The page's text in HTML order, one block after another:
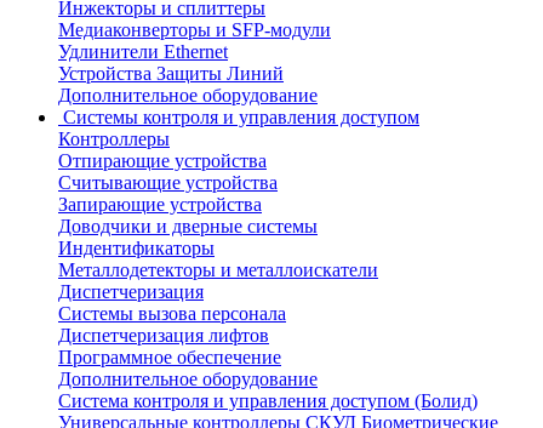
Инжекторы и сплиттеры
Медиаконверторы и SFP-модули
Удлинители Ethernet
Устройства Защиты Линий
Дополнительное оборудование
Системы контроля и управления доступом
Контроллеры
Отпирающие устройства
Считывающие устройства
Запирающие устройства
Доводчики и дверные системы
Индентификаторы
Металлодетекторы и металлоискатели
Диспетчеризация
Системы вызова персонала
Диспетчеризация лифтов
Программное обеспечение
Дополнительное оборудование
Система контроля и управления доступом (Болид)
Универсальные контроллеры СКУД Биометрические